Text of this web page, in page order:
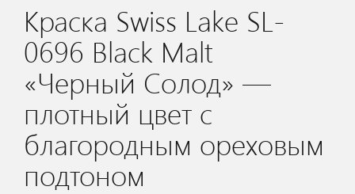
Краска Swiss Lake SL-
0696 Black Malt
«Черный Солод» —
плотный цвет с
благородным ореховым
подтоном